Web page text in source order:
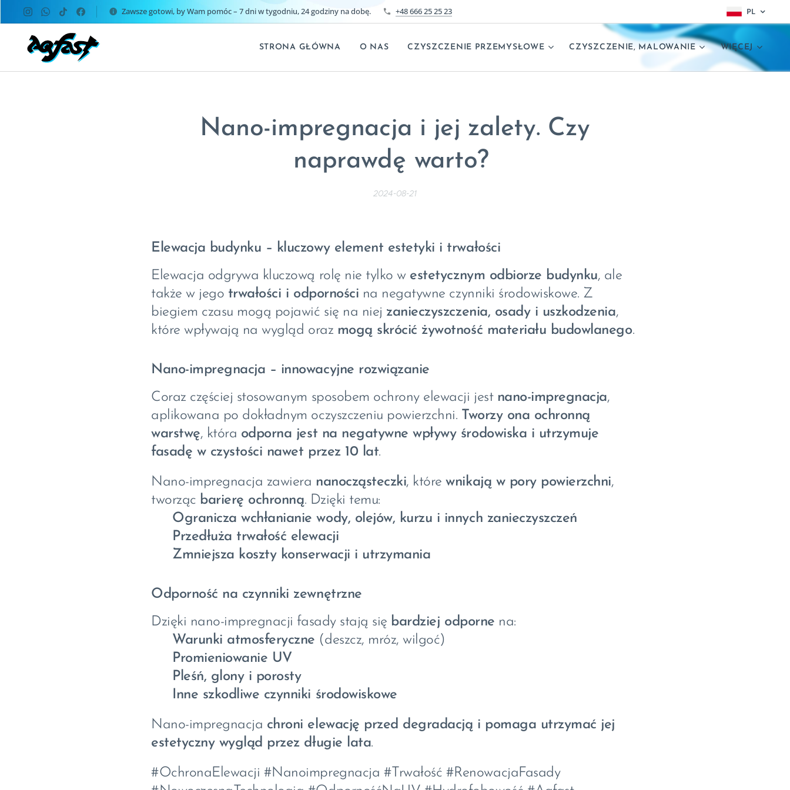
Zawsze gotowi, by Wam pomóc – 7 dni w tygodniu, 24 godziny na dobę. +48 666 25 25 23 PL
STRONA GŁÓWNA O NAS CZYSZCZENIE PRZEMYSŁOWE CZYSZCZENIE, MALOWANIE WIĘCEJ
Nano-impregnacja i jej zalety. Czy
naprawdę warto?
2024-08-21
Elewacja budynku – kluczowy element estetyki i trwałości
Elewacja odgrywa kluczową rolę nie tylko w estetycznym odbiorze budynku, ale
także w jego trwałości i odporności na negatywne czynniki środowiskowe. Z
biegiem czasu mogą pojawić się na niej zanieczyszczenia, osady i uszkodzenia,
które wpływają na wygląd oraz mogą skrócić żywotność materiału budowlanego.
Nano-impregnacja – innowacyjne rozwiązanie
Coraz częściej stosowanym sposobem ochrony elewacji jest nano-impregnacja,
aplikowana po dokładnym oczyszczeniu powierzchni. Tworzy ona ochronną
warstwę, która odporna jest na negatywne wpływy środowiska i utrzymuje
fasadę w czystości nawet przez 10 lat.
Nano-impregnacja zawiera nanocząsteczki, którewnikają w pory powierzchni,
tworząc barierę ochronną. Dzięki temu:
Ogranicza wchłanianie wody, olejów, kurzu i innych zanieczyszczeń
Przedłuża trwałość elewacji
Zmniejsza koszty konserwacji i utrzymania
Odporność na czynniki zewnętrzne
Dzięki nano-impregnacji fasady stają się bardziej odporne na:
Warunki atmosferyczne (deszcz, mróz, wilgoć)
Promieniowanie UV
Pleśń, glony i porosty
Inne szkodliwe czynniki środowiskowe
Nano-impregnacja chroni elewację przed degradacją i pomaga utrzymać jej
estetyczny wygląd przez długie lata.
#OchronaElewacji #Nanoimpregnacja #Trwałość #RenowacjaFasady